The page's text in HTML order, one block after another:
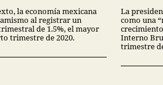
la economía mexicana
al registrar un
de 1.5%, el mayor
trimestre de 2020.
La
como una
Interno
trimestre